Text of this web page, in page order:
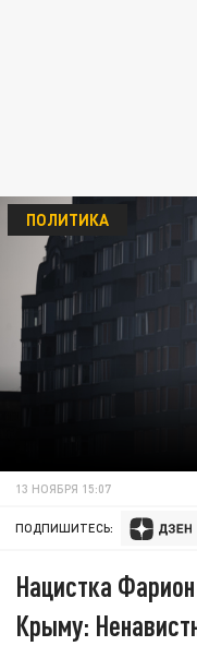
ПОЛИТИКА
13 НОЯБРЯ 15:07
ПОДПИШИТЕСЬ:
Нацистка
Крыму: